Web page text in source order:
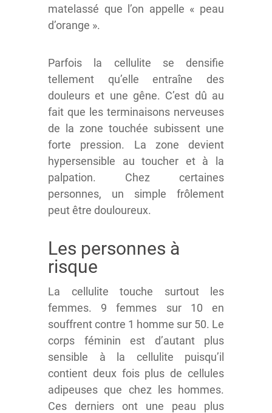
matelassé que l’on appelle « peau
d’orange ».
Parfois la cellulite se densifie
tellement qu’elle entraîne des
douleurs et une gêne. C’est dû au
fait que les terminaisons nerveuses
de la zone touchée subissent une
forte pression. La zone devient
hypersensible au toucher et à la
palpation. Chez certaines
personnes, un simple frôlement
peut être douloureux.
Les personnes à
risque
La cellulite touche surtout les
femmes. 9 femmes sur 10 en
souffrent contre 1 homme sur 50. Le
corps féminin est d’autant plus
sensible à la cellulite puisqu’il
contient deux fois plus de cellules
adipeuses que chez les hommes.
Ces derniers ont une peau plus